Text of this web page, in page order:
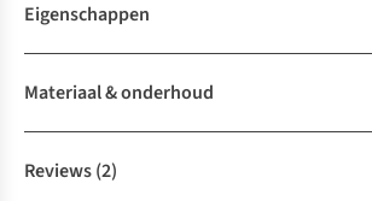
Eigenschappen
Materiaal & onderhoud
Reviews(2)